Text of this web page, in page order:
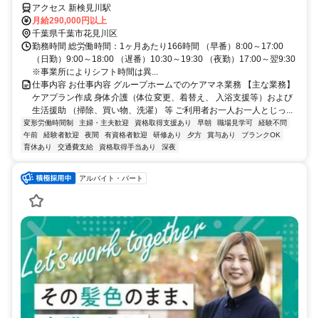
アクセス 新検見川駅
月給290,000円以上
千葉県千葉市花見川区
勤務時間 総労働時間：1ヶ月あたり166時間 （早番）8:00～17:00
（日勤）9:00～18:00 （遅番）10:30～19:30 （夜勤）17:00～翌9:30
※事業所によりシフト時間は異...
仕事内容 お仕事内容 グループホームでのケアマネ業務 【主な業務】
ケアプラン作成 身体介護（体位変更、着替え、 入浴支援等）および
生活援助 （掃除、買い物、洗濯） 等 ご利用者お一人お一人とじっ...
変形労働時間制 主婦・主夫歓迎 資格取得支援あり 早朝 職場見学可
経験不問
午前
経験者歓迎 夜間 有資格者歓迎 研修あり 夕方 賞与あり
ブランクOK
育休あり
交通費支給 資格取得手当あり 深夜
アルバイト・パート